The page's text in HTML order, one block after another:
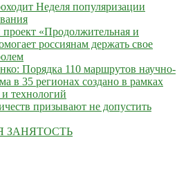
Неделя популяризации
«Продолжительная и
россиянам держать свое
Порядка 110 маршрутов научно-
в 35 регионах создано в рамках
технологий
призывают не допустить
ЗАНЯТОСТЬ